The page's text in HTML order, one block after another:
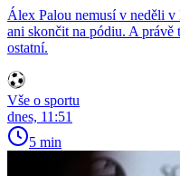
Álex Palou nemusí v neděli
ani skončit na pódiu. A právě
ostatní.
Vše o sportu
dnes, 11:51
5 min